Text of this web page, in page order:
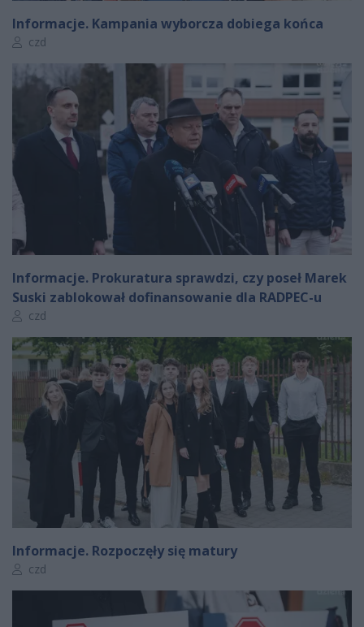
Informacje. Kampania wyborcza dobiega końca
Autor artykułu:
czd
Informacje. Prokuratura sprawdzi, czy poseł Marek
Suski zablokował dofinansowanie dla RADPEC-u
Autor artykułu:
czd
Informacje. Rozpoczęły się matury
Autor artykułu:
czd